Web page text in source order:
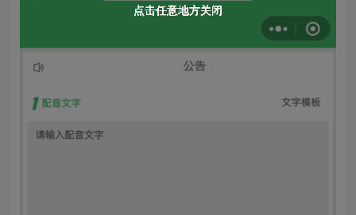
点击任意地方关闭
点击任意地方关闭
点击任意地方关闭
点击任意地方关闭
点击任意地方关闭
点击任意地方关闭